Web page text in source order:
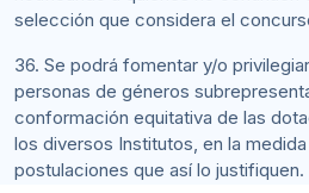
selección que considera el
36. Se podrá fomentar y/o
personas de géneros
conformación equitativa de las
los diversos Institutos, en la
postulaciones que así lo justifiquen.